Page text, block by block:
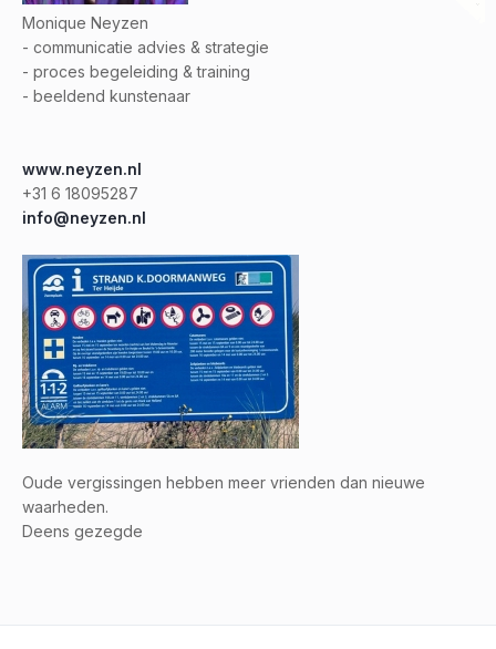
Monique Neyzen
- communicatie advies & strategie
- proces begeleiding & training
- beeldend kunstenaar
www.neyzen.nl
+31 6 18095287
info@neyzen.nl
Oude vergissingen hebben meer vrienden dan nieuwe
waarheden.
Deens gezegde